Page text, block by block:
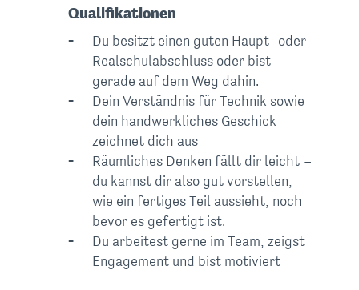
Qualifikationen
Du besitzt einen guten Haupt- oder
Realschulabschluss oder bist
gerade auf dem Weg dahin.
Dein Verständnis für Technik sowie
dein handwerkliches Geschick
zeichnet dich aus
Räumliches Denken fällt dir leicht –
du kannst dir also gut vorstellen,
wie ein fertiges Teil aussieht, noch
bevor es gefertigt ist.
Du arbeitest gerne im Team, zeigst
Engagement und bist motiviert